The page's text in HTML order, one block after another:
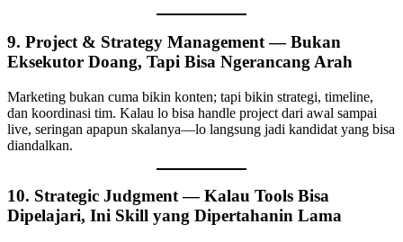
9. Project & Strategy Management — Bukan
Eksekutor Doang, Tapi Bisa Ngerancang Arah
Marketing bukan cuma bikin konten; tapi bikin strategi, timeline,
dan koordinasi tim. Kalau lo bisa handle project dari awal sampai
live, seringan apapun skalanya—lo langsung jadi kandidat yang bisa
diandalkan.
10. Strategic Judgment — Kalau Tools Bisa
Dipelajari, Ini Skill yang Dipertahanin Lama